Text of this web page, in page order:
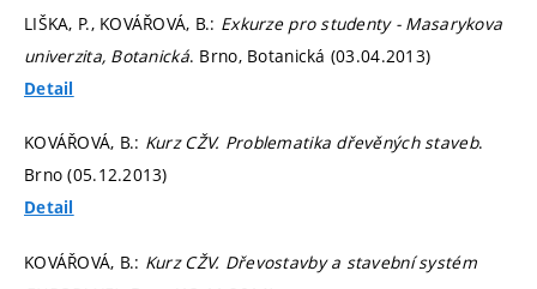
LIŠKA, P., KOVÁŘOVÁ, B.: Exkurze pro studenty - Masarykova
univerzita, Botanická. Brno, Botanická (03.04.2013)
Detail
KOVÁŘOVÁ, B.: Kurz CŽV. Problematika dřevěných staveb.
Brno (05.12.2013)
Detail
KOVÁŘOVÁ, B.: Kurz CŽV. Dřevostavby a stavební systém